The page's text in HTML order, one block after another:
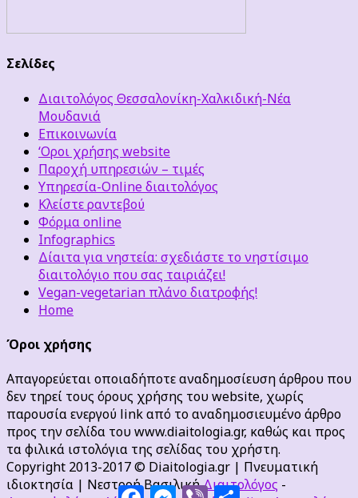
Σελίδες
Διαιτολόγος Θεσσαλονίκη-Χαλκιδική-Νέα
Μουδανιά
Επικοινωνία
‘Οροι χρήσης website
Παροχή υπηρεσιών – τιμές
Υπηρεσία-Online διαιτολόγος
Κλείστε ραντεβού
Φόρμα online
Infographics
Δίαιτα για νηστεία: σχεδιάστε το νηστίσιμο
διαιτολόγιο που σας ταιριάζει!
Vegan-vegetarian πλάνο διατροφής!
Home
Όροι χρήσης
Απαγορεύεται οποιαδήποτε αναδημοσίευση άρθρου που
δεν τηρεί τους όρους χρήσης του website, χωρίς
παρουσία ενεργού link από το αναδημοσιευμένο άρθρο
προς την σελίδα του www.diaitologia.gr, καθώς και προς
τα φιλικά ιστολόγια της σελίδας του χρήστη.
Copyright 2013-2017 © Diaitologia.gr | Πνευματική
ιδιοκτησία | Νεστορή ΒασιλικήΔιαιτολόγος -
FacebookMessenger
ViberΜοιραστείτε